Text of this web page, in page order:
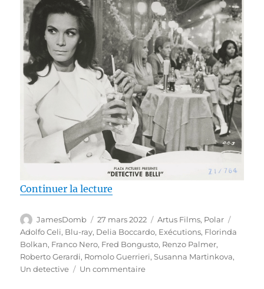
Continuer la lecture
Auteur
JamesDomb
Publié
le
27 mars 2022 Catégories
Artus Films, Polar
Adolfo Celi, Blu-ray, Delia Boccardo, Exécutions, Florinda
Bolkan, Franco Nero, Fred Bongusto, Renzo Palmer,
Roberto Gerardi, Romolo Guerrieri,Susanna Martinkova,
Un detective
Un commentairesur